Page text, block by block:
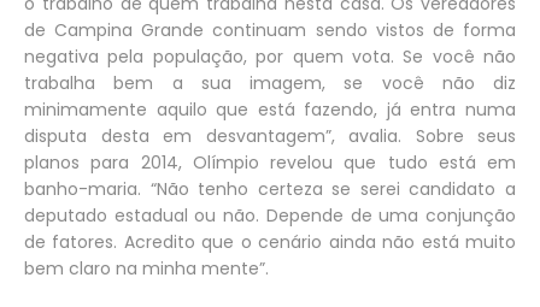
de Campina Grande continuam sendo vistos de forma
negativa pela população, por quem vota. Se você não
trabalha bem a sua imagem, se você não diz
minimamente aquilo que está fazendo, já entra numa
disputa desta em desvantagem”, avalia. Sobre seus
planos para 2014, Olímpio revelou que tudo está em
banho-maria. “Não tenho certeza se serei candidato a
deputado estadual ou não. Depende de uma conjunção
de fatores. Acredito que o cenário ainda não está muito
bem claro na minha mente”.